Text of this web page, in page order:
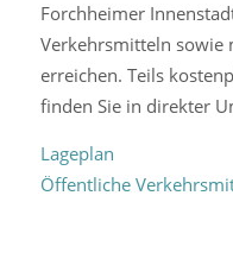
Forchheimer
Verkehrsmitteln sowie
erreichen. Teils
finden Sie in direkter
Lageplan
Öffentliche